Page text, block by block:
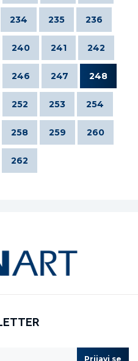
234 235 236
240 241 242
246 247 248
252 253 254
258 259 260
262
Prijavi se